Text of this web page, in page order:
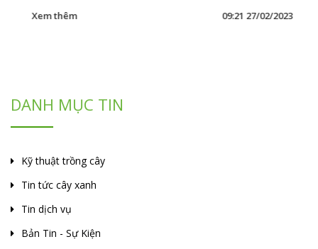
Xem thêm 09:21 27/02/2023
DANH MỤC TIN
Kỹ thuật trồng cây
Tin tức cây xanh
Tin dịch vụ
Bản Tin - Sự Kiện